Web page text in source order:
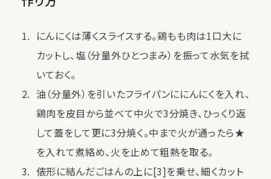
にんにくは薄くスライスする。鶏もも肉は1口大に
カットし、塩（分量外ひとつまみ）を振って水気を拭
いておく。
油（分量外）を引いたフライパンににんにくを入れ、
鶏肉を皮目から並べて中火で3分焼き、ひっくり返
して蓋をして更に3分焼く。中まで火が通ったら★
を入れて煮絡め、火を止めて粗熱を取る。
俵形に結んだごはんの上に[3]を乗せ、細くカット